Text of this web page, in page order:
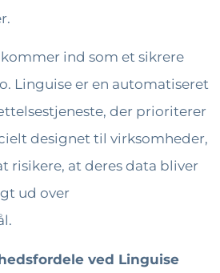
ind som et sikrere
Linguise er en automatiseret
der prioriterer
designet til virksomheder,
risikere, at deres data bliver
ud over
ved Linguise